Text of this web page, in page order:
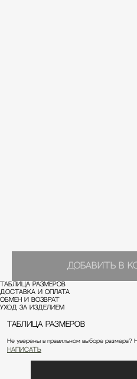
добавить в
Таблица размеров
Доставка и оплата
Обмен и возврат
Уход за изделием
Таблица размеров
Не уверены в правильном выборе
НАПИСАТЬ